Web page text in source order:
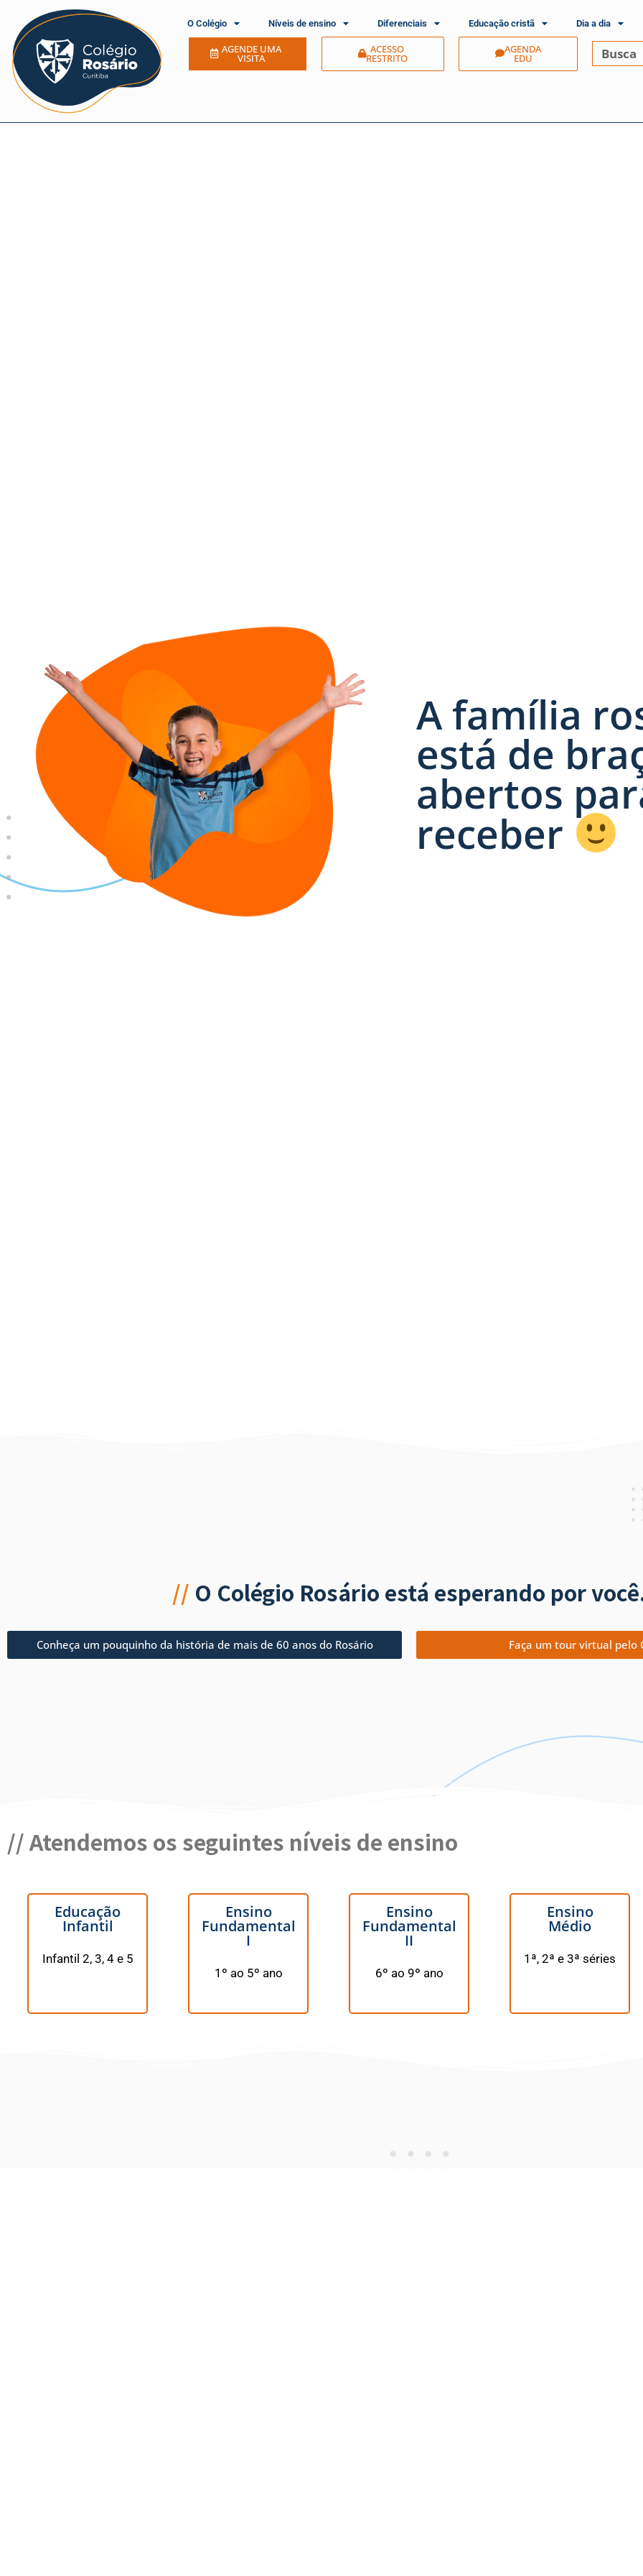
AGENDE UMA
VISITA
ACESSO
RESTRITO
AGENDA
EDU
O Colégio Níveis de ensino Diferenciais Educação cristã Dia a dia
A família
está de
abertos
receber
// O Colégio Rosário está esperando por
Conheça um pouquinho da história de mais de 60 anos do Rosário Faça um tour virtual pelo
//Atendemos os seguintes níveis de ensino
Educação
Infantil
Infantil 2, 3, 4 e 5
Ensino
Fundamental
I
1º ao 5º ano
Ensino
Fundamental
II
6º ao 9º ano
Ensino
Médio
1ª, 2ª e 3ª séries